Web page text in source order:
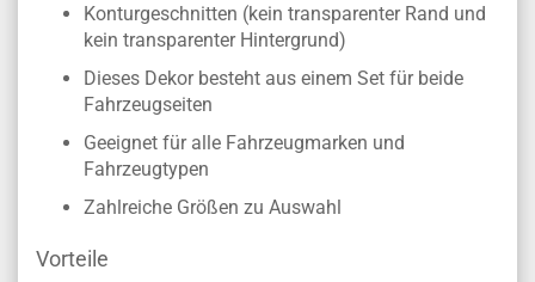
Konturgeschnitten (kein transparenter Rand und
kein transparenter Hintergrund)
Dieses Dekor besteht aus einem Set für beide
Fahrzeugseiten
Geeignet für alle Fahrzeugmarken und
Fahrzeugtypen
Zahlreiche Größen zu Auswahl
Vorteile